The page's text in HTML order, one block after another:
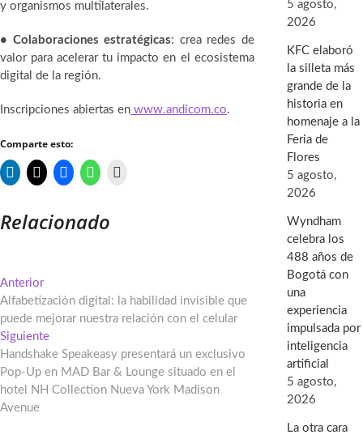
y organismos multilaterales.
• Colaboraciones estratégicas: crea redes de
valor para acelerar tu impacto en el ecosistema
digital de la región.
Inscripciones abiertas en www.andicom.co.
Comparte esto:
Relacionado
Navegación
de
entradas
AnteriorEntrada
anterior:
Alfabetización digital: la habilidad invisible que
puede mejorar nuestra relación con el celular
SiguienteEntrada
siguiente:
Handshake Speakeasy presentará un exclusivo
Pop-Up en MAD Bar & Lounge situado en el
hotel NH Collection Nueva York Madison
Avenue
5 agosto,
2026
KFC elaboró
la silleta más
grande de la
historia en
homenaje a la
Feria de
Flores
5 agosto,
2026
Wyndham
celebra los
488 años de
Bogotá con
una
experiencia
impulsada por
inteligencia
artificial
5 agosto,
2026
La otra cara